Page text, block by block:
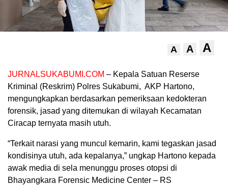
A A A
JURNALSUKABUMI.COM – Kepala Satuan Reserse
Kriminal (Reskrim) Polres Sukabumi, AKP Hartono,
mengungkapkan berdasarkan pemeriksaan kedokteran
forensik, jasad yang ditemukan di wilayah Kecamatan
Ciracap ternyata masih utuh.
“Terkait narasi yang muncul kemarin, kami tegaskan jasad
kondisinya utuh, ada kepalanya,” ungkap Hartono kepada
awak media di sela menunggu proses otopsi di
Bhayangkara Forensic Medicine Center – RS